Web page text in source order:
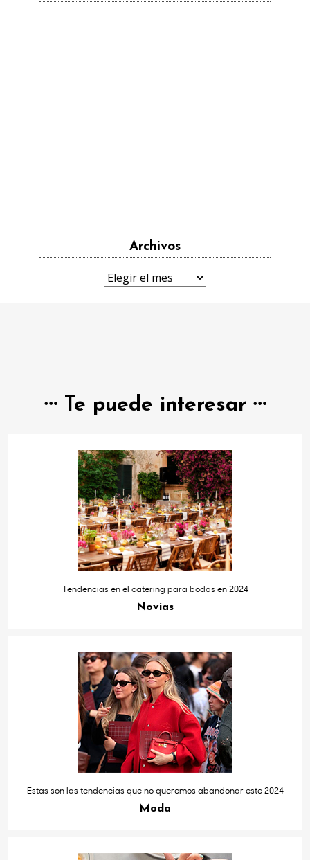
Archivos
Archivos
Te puede interesar
Tendencias en el catering para bodas en 2024
Novias
Estas son las tendencias que no queremos abandonar este 2024
Moda